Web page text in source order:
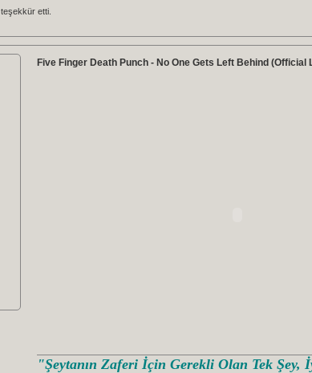
teşekkür etti.
Five Finger Death Punch - No One Gets Left Behind (Official
"Şeytanın Zaferi İçin Gerekli Olan Tek Şey,